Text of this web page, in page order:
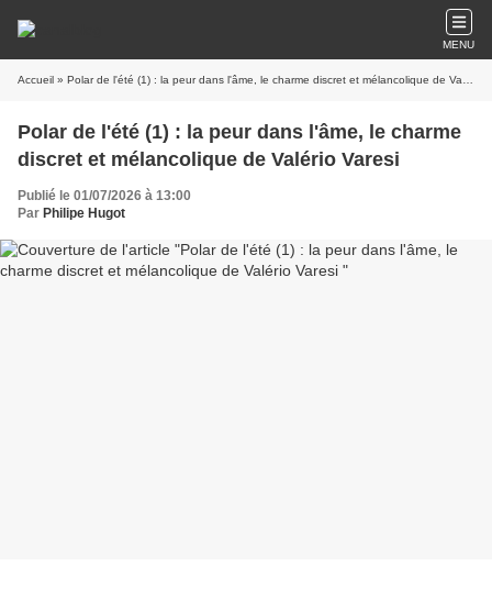
MENU
Accueil » Polar de l'été (1) : la peur dans l'âme, le charme discret et mélancolique de Valério Varesi
Polar de l'été (1) : la peur dans l'âme, le charme
discret et mélancolique de Valério Varesi
Publié le 01/07/2026 à 13:00
Par Philipe Hugot